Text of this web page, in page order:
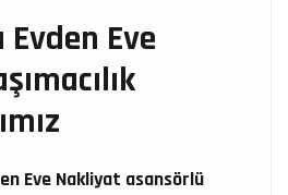
Eve
Eve Nakliyat asansörlü